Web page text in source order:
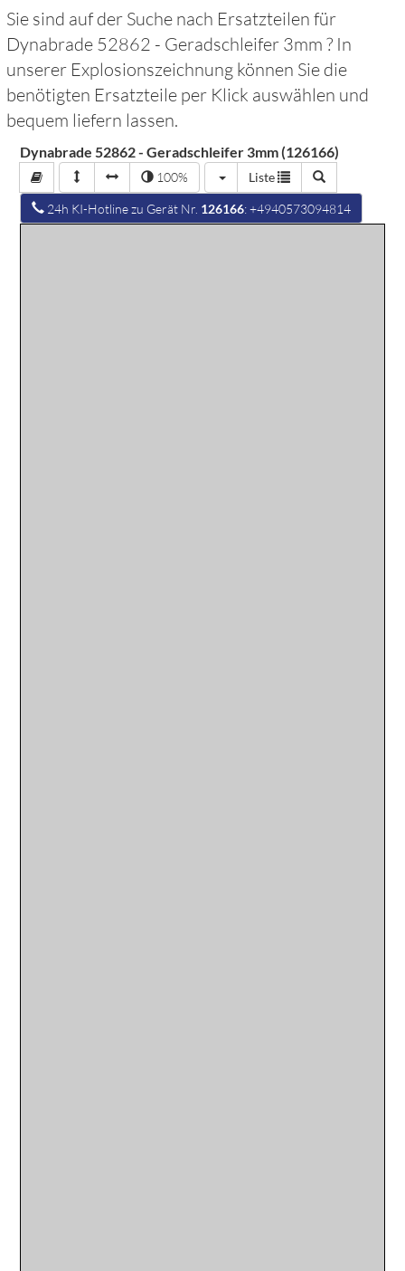
Sie sind auf der Suche nach Ersatzteilen für
Dynabrade 52862 - Geradschleifer 3mm? In
unserer Explosionszeichnung können Sie die
benötigten Ersatzteile per Klick auswählen und
bequem liefern lassen.
Dynabrade 52862 - Geradschleifer 3mm (126166)
100% Liste
24h KI-Hotline zu Gerät Nr. 126166: +4940573094814